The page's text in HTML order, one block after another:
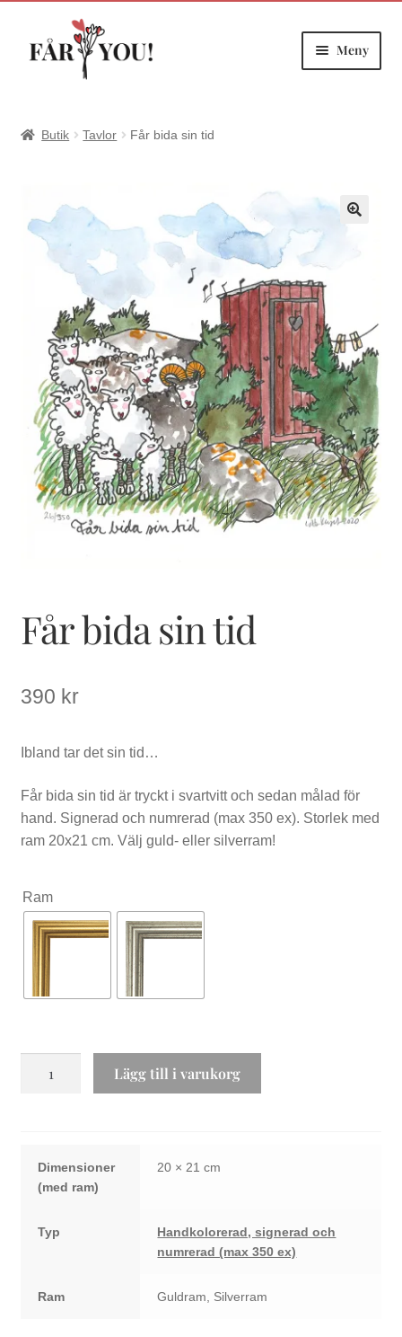
Hoppa
Hoppa
Meny
Butik Tavlor Får bida sin tid
Får bida sin tid
390 kr
Ibland tar det sin tid…
Får bida sin tid är tryckt i svartvitt och sedan målad för
hand. Signerad och numrerad (max 350 ex). Storlek med
ram 20x21 cm. Välj guld- eller silverram!
Ram
Lägg till i varukorg
Dimensioner 20 × 21 cm
Typ
Handkolorerad, signerad och
numrerad (max 350 ex)
Ram Guldram, Silverram